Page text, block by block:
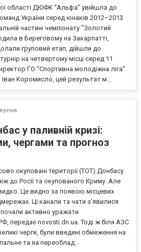
області ДЮФК “Альфа” увійшла до
України серед юнаків 2012–2013
частині чемпіонату “Золотий
в Береговому на Закарпатті,
груповий етап, дійшли до
на четвертому місці серед 11
ГО “Спортивна молодіжна ліга”
Коромисло, цей результат м...
у паливній кризі:
чергами та прогноз
окуповані території (ТОТ) Донбасу
до Росії та окупованого Криму. Але
Це видно за появою місцевих
Ці канали та чати з’явилися
активно уражати
передає novosti.dn.ua. Тоді ж біля АЗС
черги, були введені обмеження на
та на переоблад...